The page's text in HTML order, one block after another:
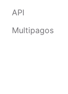
API
Multipagos